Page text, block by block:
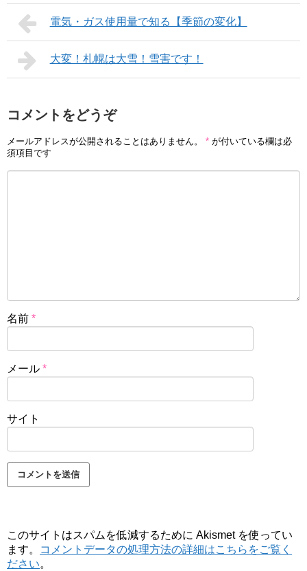
電気・ガス使用量で知る【季節の変化】
大変！札幌は大雪！雪害です！
コメントをどうぞ
メールアドレスが公開されることはありません。 * が付いている欄は必
須項目です
名前 *
メール *
サイト
このサイトはスパムを低減するために Akismet を使ってい
ます。
コメントデータの処理方法の詳細はこちらをご覧く
ださい。